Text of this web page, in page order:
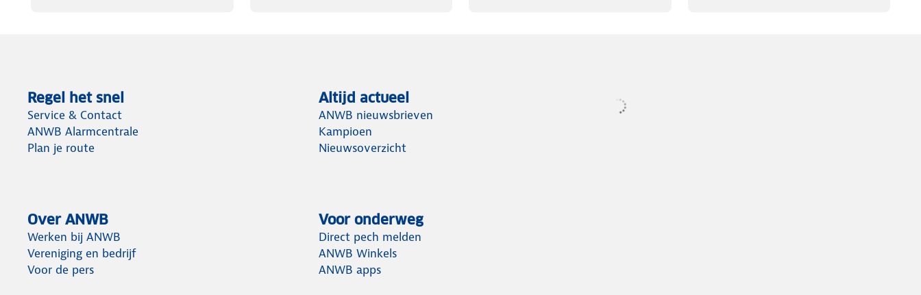
Regel het snel
Service & Contact
ANWB Alarmcentrale
Plan je route
Altijd actueel
ANWB nieuwsbrieven
Kampioen
Nieuwsoverzicht
Over ANWB
Werken bij ANWB
Vereniging en bedrijf
Voor de pers
Voor onderweg
Direct pech melden
ANWB Winkels
ANWB apps